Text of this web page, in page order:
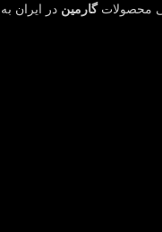
محصولاتگارمین در ایران